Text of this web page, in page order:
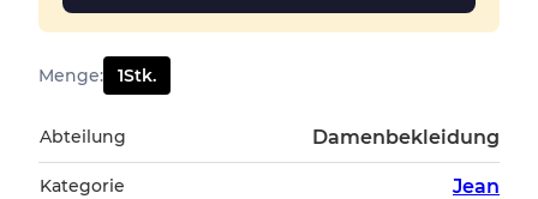
Menge: 1Stk.
Abteilung Damenbekleidung
Kategorie Jean